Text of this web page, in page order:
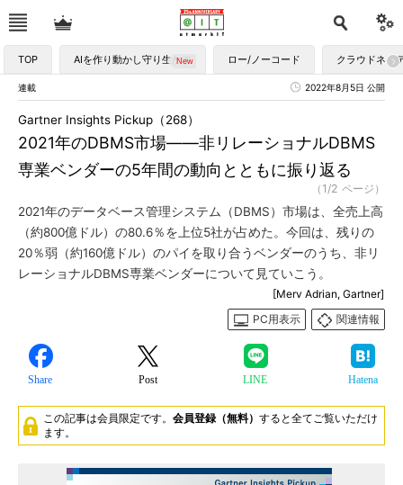
TOP AIを作り動かし守り生かす ロー/ノーコード クラウドネイ
連載 2022年8月5日 公開
2021年のDBMS市場――非リレーショナルDBMS
専業ベンダーの5年間の動向とともに振り返る
Gartner Insights Pickup（268）
（1/2 ページ）
2021年のデータベース管理システム（DBMS）市場は、全売上高
（約800億ドル）の80.6％を上位5社が占めた。今回は、残りの
20％弱（約160億ドル）のパイを取り合うベンダーのうち、非リ
レーショナルDBMS専業ベンダーについて見ていこう。
[Merv Adrian, Gartner]
PC用表示
関連情報
Share Post LINE Hatena
この記事は会員限定です。 会員登録（無料） すると全てご覧いただけ
ます。